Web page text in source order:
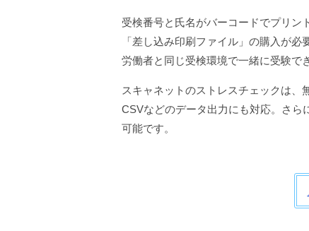
受検番号と氏名がバーコードでプリン
「差し込み印刷ファイル」の購入が
労働者と同じ受検環境で一緒に受験で
スキャネットのストレスチェックは、
CSVなどのデータ出力にも対応。さら
可能です。